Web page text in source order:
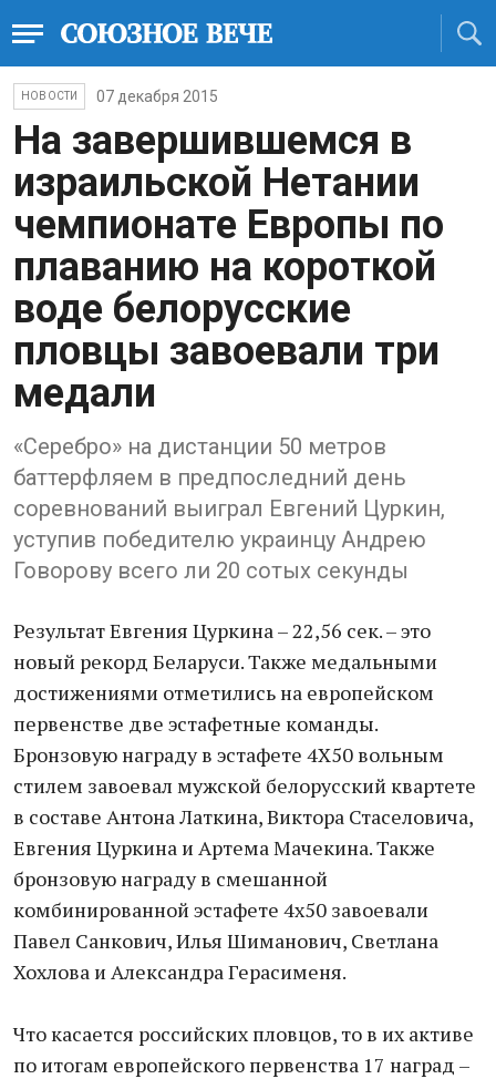
НОВОСТИ 07 декабря 2015
На завершившемся в
израильской Нетании
чемпионате Европы по
плаванию на короткой
воде белорусские
пловцы завоевали три
медали
«Серебро» на дистанции 50 метров
баттерфляем в предпоследний день
соревнований выиграл Евгений Цуркин,
уступив победителю украинцу Андрею
Говорову всего ли 20 сотых секунды
Результат Евгения Цуркина – 22,56 сек. – это
новый рекорд Беларуси. Также медальными
достижениями отметились на европейском
первенстве две эстафетные команды.
Бронзовую награду в эстафете 4Х50 вольным
стилем завоевал мужской белорусский квартете
в составе Антона Латкина, Виктора Стаселовича,
Евгения Цуркина и Артема Мачекина. Также
бронзовую награду в смешанной
комбинированной эстафете 4х50 завоевали
Павел Санкович, Илья Шиманович, Светлана
Хохлова и Александра Герасименя.
Что касается российских пловцов, то в их активе
по итогам европейского первенства 17 наград –